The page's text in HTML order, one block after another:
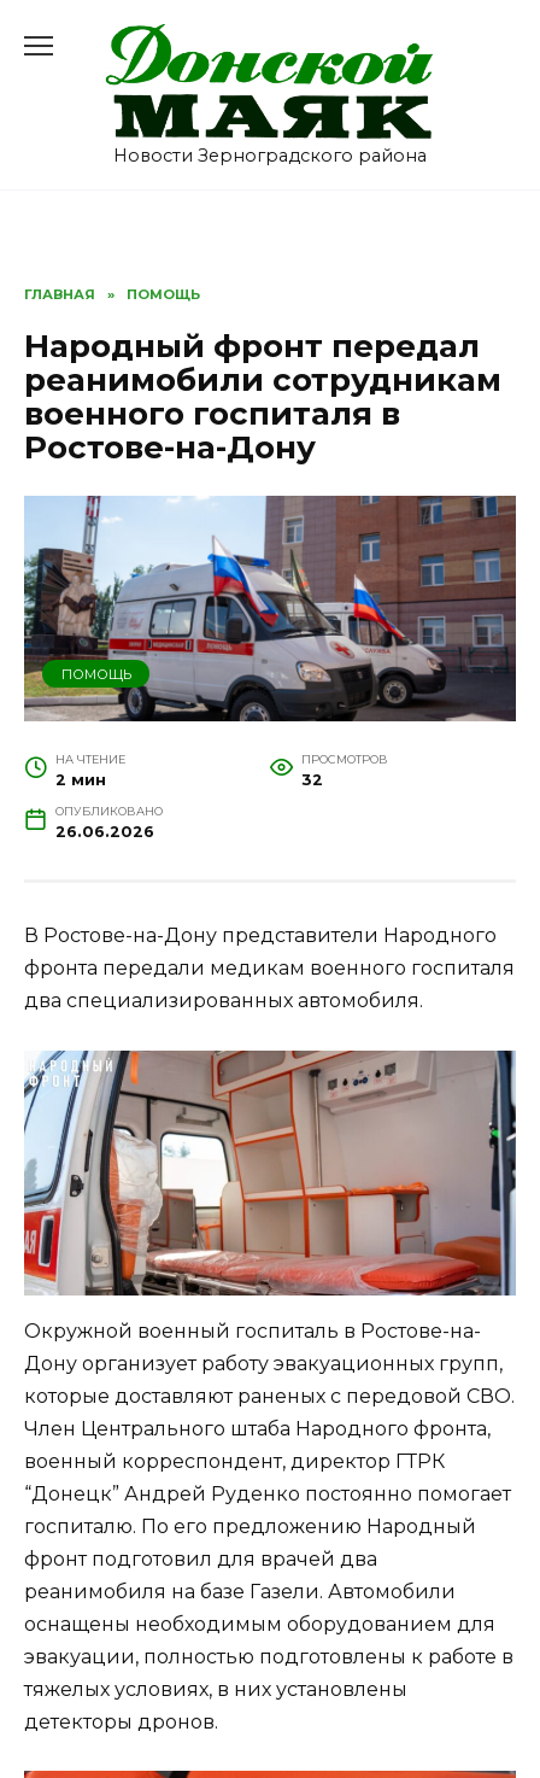
содержанию
Новости Зерноградского района
ГЛАВНАЯ » ПОМОЩЬ
Народный фронт передал
реанимобили сотрудникам
военного госпиталя в
Ростове-на-Дону
ПОМОЩЬ
НА ЧТЕНИЕ
2 мин
ПРОСМОТРОВ
32
ОПУБЛИКОВАНО
26.06.2026
В Ростове-на-Дону представители Народного
фронта передали медикам военного госпиталя
два специализированных автомобиля.
Окружной военный госпиталь в Ростове-на-
Дону организует работу эвакуационных групп,
которые доставляют раненых с передовой СВО.
Член Центрального штаба Народного фронта,
военный корреспондент, директор ГТРК
“Донецк” Андрей Руденко постоянно помогает
госпиталю. По его предложению Народный
фронт подготовил для врачей два
реанимобиля на базе Газели. Автомобили
оснащены необходимым оборудованием для
эвакуации, полностью подготовлены к работе в
тяжелых условиях, в них установлены
детекторы дронов.